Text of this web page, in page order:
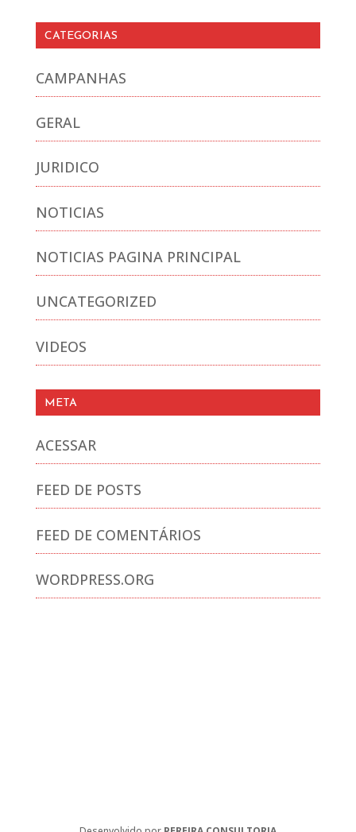
CATEGORIAS
CAMPANHAS
GERAL
JURIDICO
NOTICIAS
NOTICIAS PAGINA PRINCIPAL
UNCATEGORIZED
VIDEOS
META
ACESSAR
FEED DE POSTS
FEED DE COMENTÁRIOS
WORDPRESS.ORG